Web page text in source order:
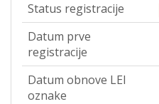
Status registracije
Datum prve
registracije
Datum obnove LEI
oznake